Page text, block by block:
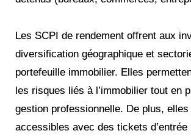
Les SCPI de rendement offrent aux
diversification géographique et
portefeuille immobilier. Elles
les risques liés à l’immobilier tout en
gestion professionnelle. De plus, elles
accessibles avec des tickets d’entrée